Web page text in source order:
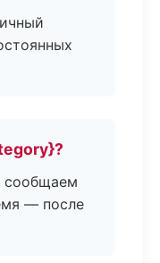
сообщаем
— после